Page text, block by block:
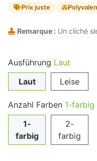
Prix juste
Remarque : Un cliché
Ausführung Laut
Laut
Leise
Anzahl Farben 1-farbig
1-
farbig
2-
farbig